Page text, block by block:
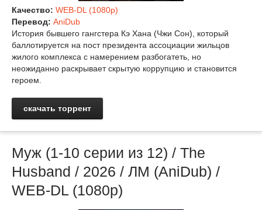
Качество: WEB-DL (1080p)
Перевод: AniDub
История бывшего гангстера Кэ Хана (Чжи Сон), который
баллотируется на пост президента ассоциации жильцов
жилого комплекса с намерением разбогатеть, но
неожиданно раскрывает скрытую коррупцию и становится
героем.
скачать торрент
Муж (1-10 серии из 12) / The
Husband / 2026 / ЛМ (AniDub) /
WEB-DL (1080p)